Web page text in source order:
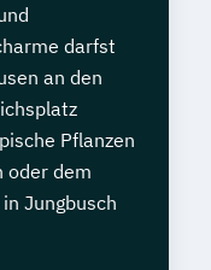
darfst
an den
Pflanzen
oder dem
Jungbusch